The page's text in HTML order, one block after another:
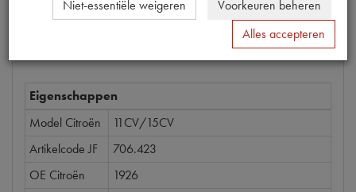
Eigenschappen
Model Citroën
11CV/15CV
Artikelcode JF
706.423
OE Citroën
1926
Niet-essentiële weigeren
Voorkeuren beheren
Alles accepteren